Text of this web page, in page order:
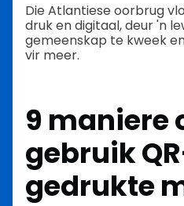
Die Atlantiese oorbrug
druk en digitaal, deur 'n
gemeenskap te kweek
vir meer.
9 maniere
gebruik
gedrukte